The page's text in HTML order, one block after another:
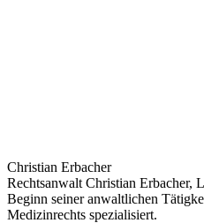
Christian Erbacher
Rechtsanwalt Christian Erbacher,
Beginn seiner anwaltlichen
Medizinrechts spezialisiert.